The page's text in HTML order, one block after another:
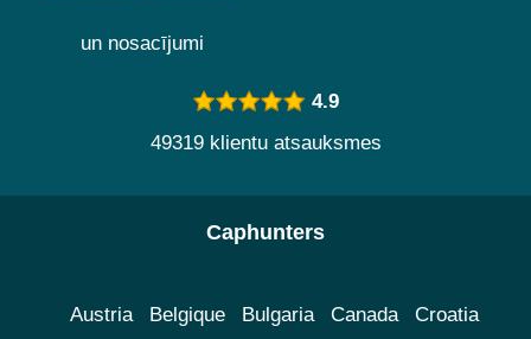
un nosacījumi
4.9
49319 klientu atsauksmes
Caphunters
Austria Belgique Bulgaria Canada Croatia